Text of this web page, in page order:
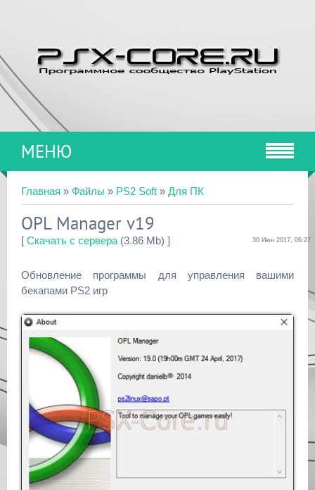
МЕНЮ
Главная » Файлы » PS2 Soft » Для ПК
OPL Manager v19
[ Скачать с сервера (3.86 Mb) ] 30 Июн 2017, 06:27
Обновление программы для управления вашими
бекапами PS2 игр